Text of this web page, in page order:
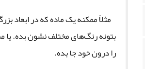
مثلاً ممکنه یک ماده که در ابعاد
بتونه رنگ‌های مختلف نشون بده.
را درون خود جا بده.